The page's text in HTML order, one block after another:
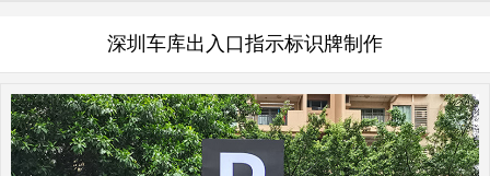
深圳车库出入口指示标识牌制作